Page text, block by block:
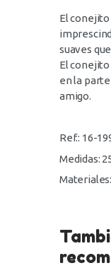
El
suaves
El
en la
amigo.
Ref.: 16-
Medidas: